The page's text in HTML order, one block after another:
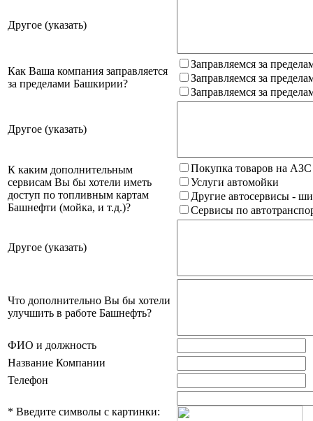
Другое (указать)
Как Ваша компания заправляется
за пределами Башкирии?
Заправляемся за
Заправляемся за
Заправляемся за
Другое (указать)
К каким дополнительным
сервисам Вы бы хотели иметь
доступ по топливным картам
Башнефти (мойка, и т.д.)?
Покупка товаров на
Услуги автомойки
Другие автосервисы -
Сервисы по
Другое (указать)
Что дополнительно Вы бы хотели
улучшить в работе Башнефть?
ФИО и должность
Название Компании
Телефон
* Введите символы с картинки: